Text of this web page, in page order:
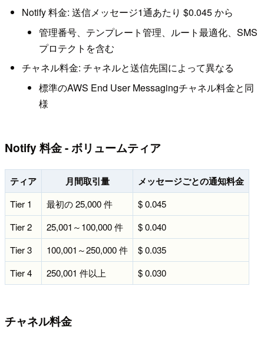
Notify 料金: 送信メッセージ1通あたり $0.045 から
管理番号、テンプレート管理、ルート最適化、SMS
プロテクトを含む
チャネル料金: チャネルと送信先国によって異なる
標準のAWS End User Messagingチャネル料金と同
様
Notify 料金 - ボリュームティア
ティア 月間取引量 メッセージごとの通知料金
Tier 1 最初の 25,000 件
$ 0.045
Tier 2
25,001～100,000 件
$ 0.040
Tier 3
100,001～250,000 件
$ 0.035
Tier 4
250,001 件以上 $ 0.030
チャネル料金